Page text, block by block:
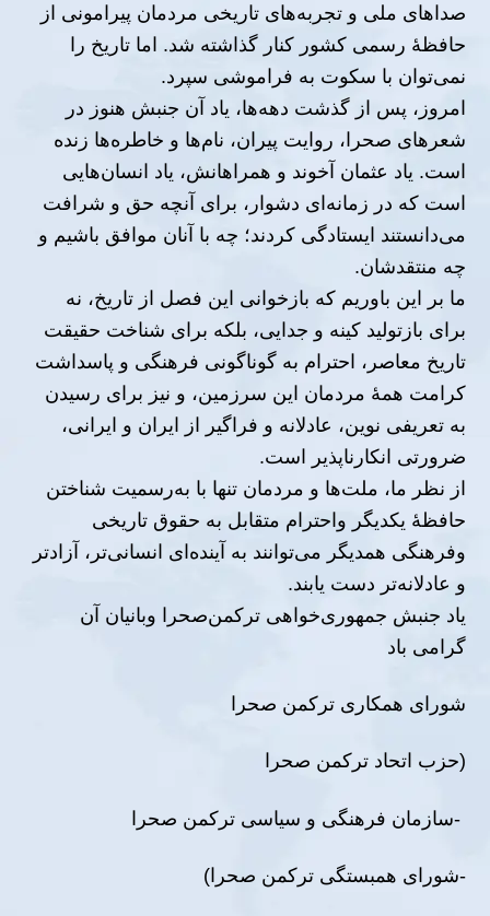
صداهای ملی و تجربه‌های تاریخی مردمان پیرامونی از
حافظهٔ رسمی کشور کنار گذاشته شد. اما تاریخ را
نمی‌توان با سکوت به فراموشی سپرد.
امروز، پس از گذشت دهه‌ها، یاد آن جنبش هنوز در
شعرهای صحرا، روایت پیران، نام‌ها و خاطره‌ها زنده
است. یاد عثمان آخوند و همراهانش، یاد انسان‌هایی
است که در زمانه‌ای دشوار، برای آنچه حق و شرافت
می‌دانستند ایستادگی کردند؛ چه با آنان موافق باشیم و
چه منتقدشان.
ما بر این باوریم که بازخوانی این فصل از تاریخ، نه
برای بازتولید کینه و جدایی، بلکه برای شناخت حقیقت
تاریخ معاصر، احترام به گوناگونی فرهنگی و پاسداشت
کرامت همهٔ مردمان این سرزمین، و نیز برای رسیدن
به تعریفی نوین، عادلانه و فراگیر از ایران و ایرانی،
ضرورتی انکارناپذیر است.
از نظر ما، ملت‌ها و مردمان تنها با به‌رسمیت ‌شناختن
حافظهٔ یکدیگر واحترام متقابل به حقوق تاریخی
وفرهنگی همدیگر می‌توانند به آینده‌ای انسانی‌تر، آزادتر
و عادلانه‌تر دست یابند.
یاد جنبش جمهوری‌خواهی ترکمن‌صحرا وبانیان آن
گرامی باد
شورای همکاری ترکمن صحرا
(حزب اتحاد ترکمن صحرا
-سازمان فرهنگی و سیاسی ترکمن صحرا
-شورای همبستگی ترکمن صحرا)